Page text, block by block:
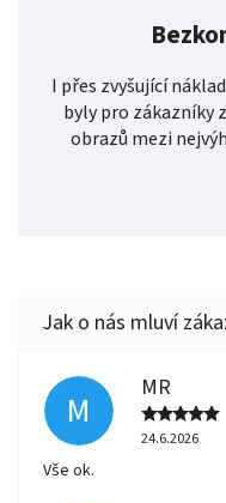
I přes zvyšující
byly pro zákazníky
obrazů mezi
M
MR
24.6.2026
Vše ok.